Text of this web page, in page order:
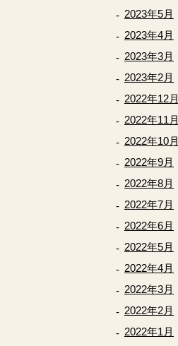
2023年5月
2023年4月
2023年3月
2023年2月
2022年12月
2022年11月
2022年10月
2022年9月
2022年8月
2022年7月
2022年6月
2022年5月
2022年4月
2022年3月
2022年2月
2022年1月